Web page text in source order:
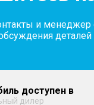
и
доступен в
дилер